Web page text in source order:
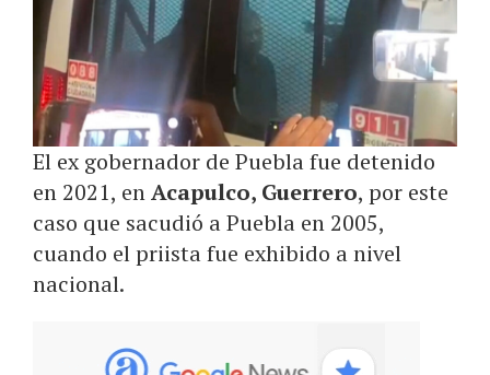
El ex gobernador de Puebla fue detenido
en 2021, enAcapulco, Guerrero, por este
caso que sacudió a Puebla en 2005,
cuando el priista fue exhibido a nivel
nacional.